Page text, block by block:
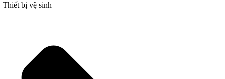
Thiết bị vệ sinh